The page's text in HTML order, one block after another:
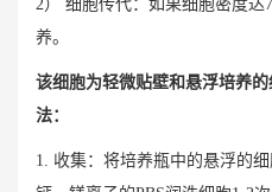
2） 细胞传代：如果细胞密度达
养。
该细胞为轻微贴壁和悬浮培养
法：
1. 收集：将培养瓶中的悬浮的